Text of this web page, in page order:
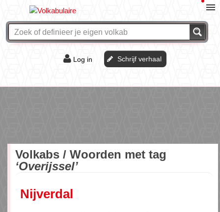
Log in Schrijf verhaal
Volkabs / Woorden met tag
‘Overijssel’
Nijverdal